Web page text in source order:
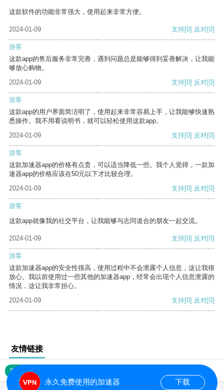
这款软件的功能非常强大，使用起来非常方便。
2024-01-09 支持[0] 反对[0]
游客
这款app的售后服务非常完善，遇到问题总是能够得到妥善解决，让我能
够放心购物。
2024-01-09
支持[0] 反对[0]
游客
这款app的用户界面简洁明了，使用起来非常容易上手，让我能够快速熟
悉操作。我不用看说明书，就可以轻松使用这款app。
2024-01-09
支持[0] 反对[0]
游客
这款加速器app的价格有点贵，可以适当降低一些。我个人觉得，一款加
速器app的价格应该在50元以下才比较合理。
2024-01-09
支持[0] 反对[0]
游客
这款app就像我的社交平台，让我能够与志同道合的朋友一起交流。
2024-01-09 支持[0] 反对[0]
游客
这款加速器app的安全性很高，使用过程中不会泄露个人信息，这让我很
放心。我以前使用过一些其他的加速器app，经常会出现个人信息泄露的
情况，这让我非常担心。
2024-01-09
支持[0] 反对[0]
友情链接
网站地图
永久免费使用的加速器 下载